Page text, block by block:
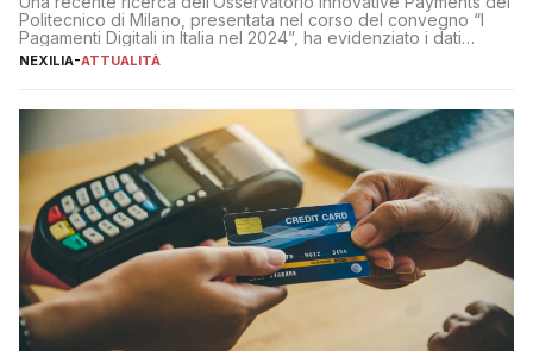
Politecnico di Milano, presentata nel corso del convegno “I
Pagamenti Digitali in Italia nel 2024”, ha evidenziato i dati
definitivi del primo semestre 2024 relativamente alle
NEXILIA-ATTUALITÀ